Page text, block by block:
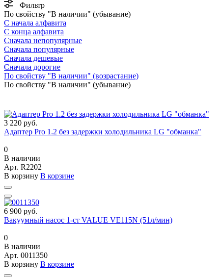
Фильтр
По свойству "В наличии" (убывание)
С начала алфавита
С конца алфавита
Сначала непопулярные
Сначала популярные
Сначала дешевые
Сначала дорогие
По свойству "В наличии" (возрастание)
По свойству "В наличии" (убывание)
3 220 руб.
Адаптер Pro 1.2 без задержки холодильника LG "обманка"
0
В наличии
Арт. R2202
В корзину В корзине
6 900 руб.
Вакуумный насос 1-ст VALUE VE115N (51л/мин)
0
В наличии
Арт. 0011350
В корзину В корзине